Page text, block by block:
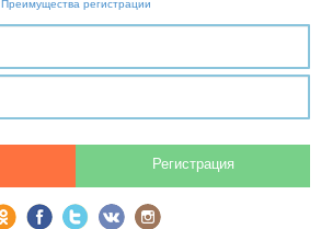
Преимущества регистрации
Регистрация